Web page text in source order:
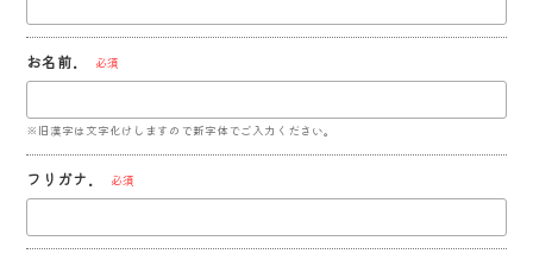
お名前. 必須
※旧漢字は文字化けしますので新字体でご入力ください。
フリガナ. 必須